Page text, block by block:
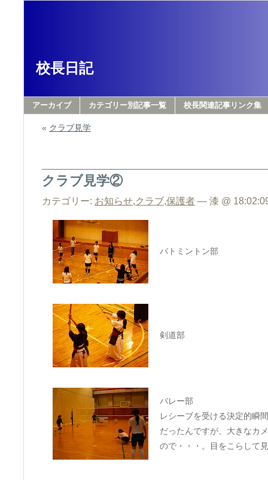
校長日記
アーカイブ カテゴリー別記事一覧 校長関連記事リンク集
« クラブ見学
クラブ見学②
カテゴリー: お知らせ,クラブ,保護者 — 漆 @
バトミントン部
剣道部
バレー部
レシーブを受ける決定的瞬
だったんですが、大きなカ
ので・・・。目をこらして